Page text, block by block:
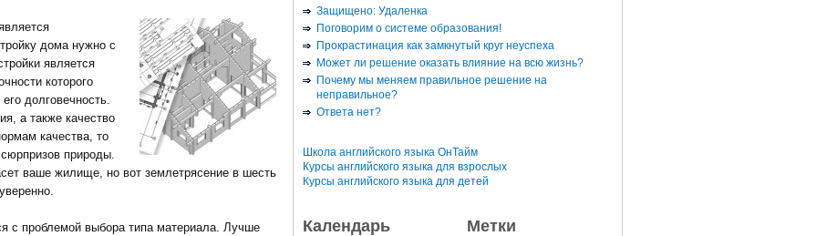
дома нужно с
является
которого
долговечность.
а также качество
качества, то
природы.
ваше жилище, но вот землетрясение в шесть
с проблемой выбора типа материала. Лучше
Защищено: Удаленка
Поговорим о системе образования!
Прокрастинация как замкнутый круг неуспеха
Может ли решение оказать влияние на всю жизнь?
Почему мы меняем правильное решение на
неправильное?
Ответа нет?
Школа английского языка ОнТайм
Курсы английского языка для взрослых
Курсы английского языка для детей
Календарь Метки